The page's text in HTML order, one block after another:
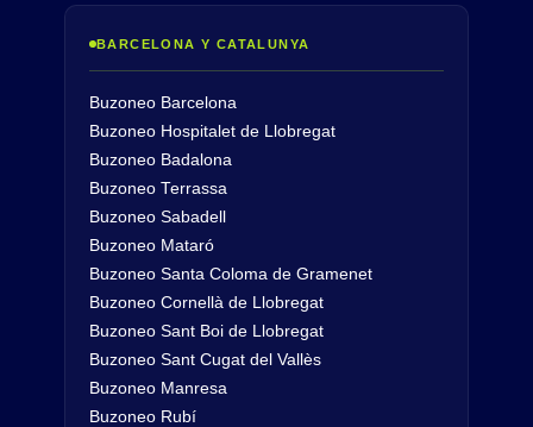
BARCELONA Y CATALUNYA
Buzoneo Barcelona
Buzoneo Hospitalet de Llobregat
Buzoneo Badalona
Buzoneo Terrassa
Buzoneo Sabadell
Buzoneo Mataró
Buzoneo Santa Coloma de Gramenet
Buzoneo Cornellà de Llobregat
Buzoneo Sant Boi de Llobregat
Buzoneo Sant Cugat del Vallès
Buzoneo Manresa
Buzoneo Rubí